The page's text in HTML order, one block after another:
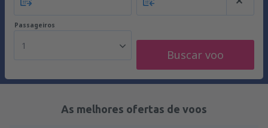
Passageiros
1
Buscar voo
As melhores ofertas de voos